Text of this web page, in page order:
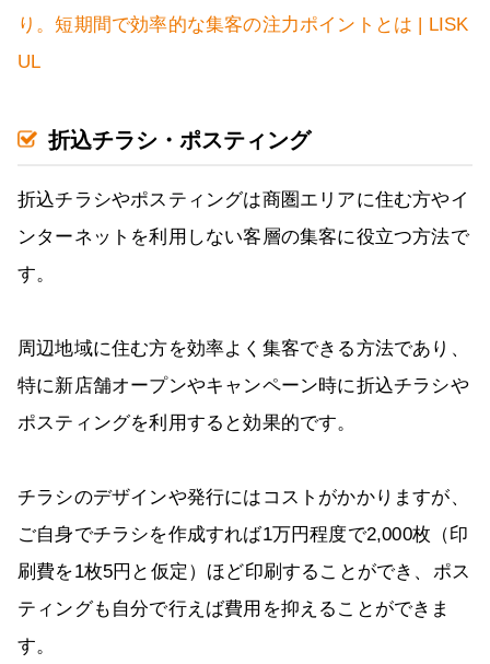
り。短期間で効率的な集客の注力ポイントとは | LISK
UL
折込チラシ・ポスティング
折込チラシやポスティングは商圏エリアに住む方やイ
ンターネットを利用しない客層の集客に役立つ方法で
す。
周辺地域に住む方を効率よく集客できる方法であり、
特に新店舗オープンやキャンペーン時に折込チラシや
ポスティングを利用すると効果的です。
チラシのデザインや発行にはコストがかかりますが、
ご自身でチラシを作成すれば1万円程度で2,000枚（印
刷費を1枚5円と仮定）ほど印刷することができ、ポス
ティングも自分で行えば費用を抑えることができま
す。